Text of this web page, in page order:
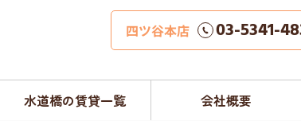
四ツ谷本店 03-5341-
水道橋の賃貸一覧 会社概要